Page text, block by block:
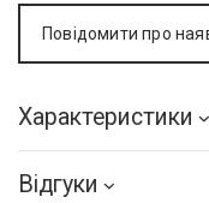
Повідомити про
Характеристики
Відгуки